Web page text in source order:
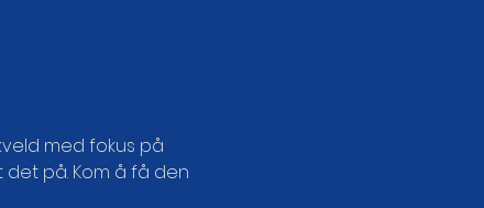
med fokus på
det på. Kom å få den